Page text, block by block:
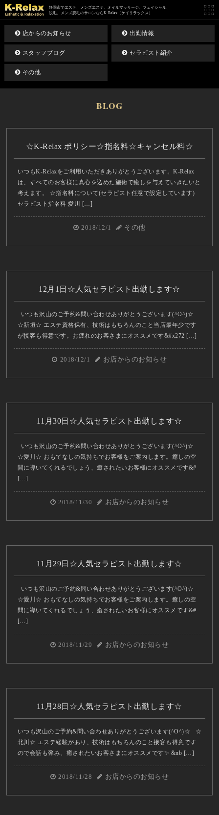
静岡市でエステ、メンズエステ、オイルマッサージ、フェイシャル、
脱毛、メンズ脱毛のサロンならK-Relax（ケイリラックス）
店からのお知らせ 出勤情報
スタッフブログ セラピスト紹介
その他
BLOG
☆K-Relax ポリシー☆指名料☆キャンセル料☆
いつもK-Relaxをご利用いただきありがとうございます。K-Relax
は、すべてのお客様に真心を込めた施術で癒しを与えていきたいと
考えます。 ☆指名料について(セラピスト任意で設定しています)
セラピスト指名料 愛川 […]
2018/12/1 その他
12月1日☆人気セラピスト出勤します☆
いつも沢山のご予約&問い合わせありがとうございます(^O^)☆
☆新垣☆ エステ資格保有、技術はもちろんのこと当店最年少です
が接客も得意です。お疲れのお客さまにオススメです&#x272 […]
2018/12/1 お店からのお知らせ
11月30日☆人気セラピスト出勤します☆
いつも沢山のご予約&問い合わせありがとうございます(^O^)☆
☆愛川☆ おもてなしの気持ちでお客様をご案内します。癒しの空
間に導いてくれるでしょう、癒されたいお客様にオススメです&#
[…]
2018/11/30 お店からのお知らせ
11月29日☆人気セラピスト出勤します☆
いつも沢山のご予約&問い合わせありがとうございます(^O^)☆
☆愛川☆ おもてなしの気持ちでお客様をご案内します。癒しの空
間に導いてくれるでしょう、癒されたいお客様にオススメです&#
[…]
2018/11/29 お店からのお知らせ
11月28日☆人気セラピスト出勤します☆
いつも沢山のご予約&問い合わせありがとうございます(^O^)☆ ☆
北川☆ エステ経験があり、技術はもちろんのこと接客も得意です
ので会話も弾み、癒されたいお客さまにオススメです✨ &nb […]
2018/11/28 お店からのお知らせ